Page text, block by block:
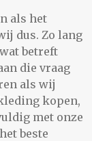
als het
dus. Zo lang
betreft
die vraag
als wij
kopen,
met onze
beste